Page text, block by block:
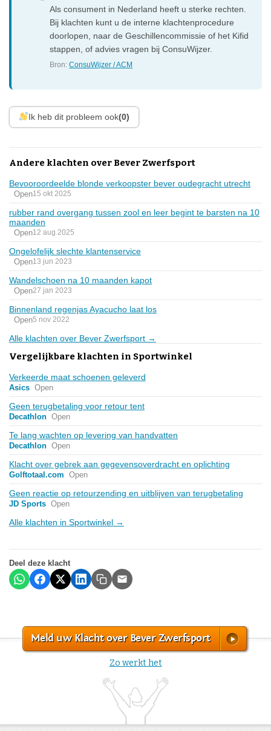
Als consument in Nederland heeft u sterke rechten.
Bij klachten kunt u de interne klachtenprocedure
doorlopen, naar de Geschillencommissie of het Kifid
stappen, of advies vragen bij ConsuWijzer.
Bron:ConsuWijzer / ACM
Ik heb dit probleem ook(0)
Andere klachten over Bever Zwerfsport
Bevooroordeelde blonde verkoopster bever oudegracht utrecht
Open15 okt 2025
rubber rand overgang tussen zool en leer begint te barsten na 10
maanden
Open12 aug 2025
Ongelofelijk slechte klantenservice
Open13 jun 2023
Wandelschoen na 10 maanden kapot
Open27 jan 2023
Binnenland regenjas Ayacucho laat los
Open5 nov 2022
Alle klachten over Bever Zwerfsport →
Vergelijkbare klachten in Sportwinkel
Verkeerde maat schoenen geleverd
Asics Open
Geen terugbetaling voor retour tent
Decathlon Open
Te lang wachten op levering van handvatten
Decathlon Open
Klacht over gebrek aan gegevensoverdracht en oplichting
Golftotaal.com Open
Geen reactie op retourzending en uitblijven van terugbetaling
JD Sports Open
Alle klachten in Sportwinkel →
Deel deze klacht
Meld uw Klacht over Bever Zwerfsport
Zo werkt het